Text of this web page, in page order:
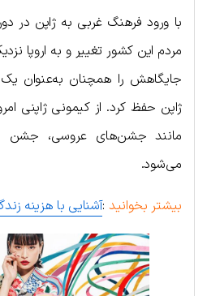
با ورود فرهنگ غربی به ژاپن در
مردم این کشور تغییر و به اروپا
جایگاهش را همچنان به‌عنوان
ژاپن حفظ کرد. از کیمونی ژاپنی
مانند جشن‌های عروسی، جشن
می‌شود.
بیشتر بخوانید :آشنایی با هزینه